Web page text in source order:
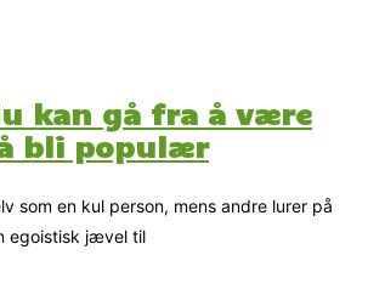
kan gå fra å være
bli populær
som en kul person, mens andre lurer på
egoistisk jævel til